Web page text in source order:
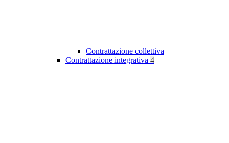
Contrattazione collettiva
Contrattazione integrativa 4